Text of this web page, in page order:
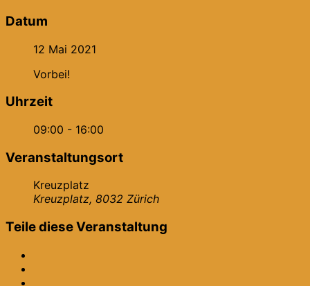
Datum
12 Mai 2021
Vorbei!
Uhrzeit
09:00 - 16:00
Veranstaltungsort
Kreuzplatz
Kreuzplatz, 8032 Zürich
Teile diese Veranstaltung